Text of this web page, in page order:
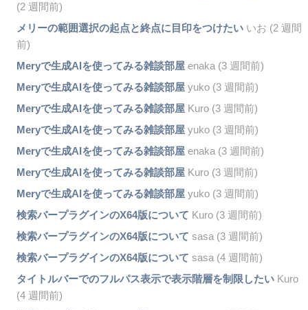
(2 週間前)
メリーの範囲選択の起点と終点に目印をつけたいいお (2 週間
前)
Meryで生成AIを使ってみる雑談部屋enaka (3 週間前)
Meryで生成AIを使ってみる雑談部屋yuko (3 週間前)
Meryで生成AIを使ってみる雑談部屋Kuro (3 週間前)
Meryで生成AIを使ってみる雑談部屋yuko (3 週間前)
Meryで生成AIを使ってみる雑談部屋enaka (3 週間前)
Meryで生成AIを使ってみる雑談部屋Kuro (3 週間前)
Meryで生成AIを使ってみる雑談部屋yuko (3 週間前)
検索バープラグインのX64版について Kuro (3 週間前)
検索バープラグインのX64版について sasa (3 週間前)
検索バープラグインのX64版について sasa (4 週間前)
タイトルバーでのフルパス表示で表示階層を制限したいKuro
(4 週間前)